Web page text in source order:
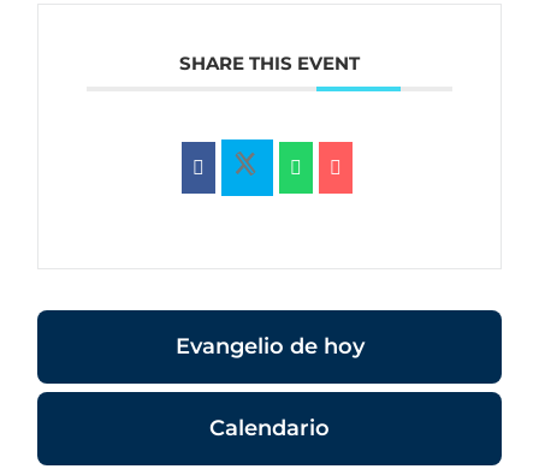
SHARE THIS EVENT
Evangelio de hoy
Calendario